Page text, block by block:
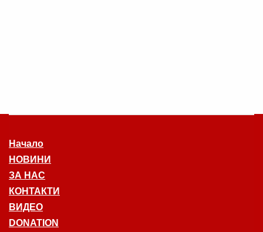
Начало
НОВИНИ
ЗА НАС
КОНТАКТИ
ВИДЕО
DONATION